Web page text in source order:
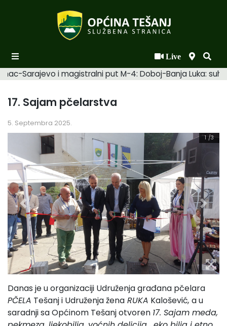
Live
Podaci o Općini
Biznis
Općinski načelnik
Općinsko vijeće
Uprava
Sarajevo i magistralni put M-4: Doboj-Banja Luka:
17. Sajam pčelarstva
5. Septembra 2025.
1 /3
Danas je u organizaciji Udruženja građana pčelara
PČELA Tešanj i Udruženja žena RUKA Kalošević, a u
saradnji sa Općinom Tešanj otvoren 17. Sajam meda,